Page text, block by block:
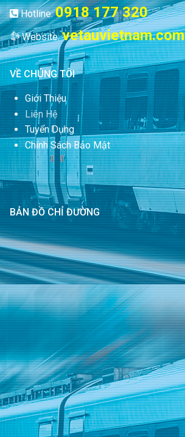
Hotline:0918 177 320
Website:vetauvietnam.com
VỀ CHÚNG TÔI
Giới Thiệu
Liên Hệ
Tuyển Dụng
Chính Sách Bảo Mật
BẢN ĐỒ CHỈ ĐƯỜNG